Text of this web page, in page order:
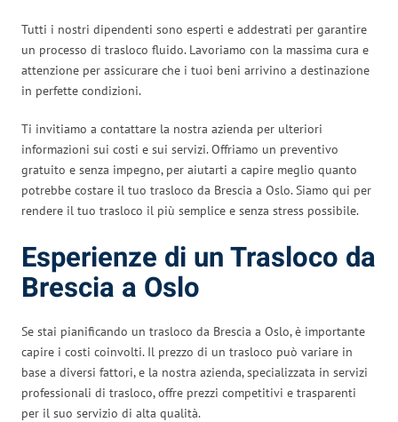
Tutti i nostri dipendenti sono esperti e addestrati per garantire
un processo di trasloco fluido. Lavoriamo con la massima cura e
attenzione per assicurare che i tuoi beni arrivino a destinazione
in perfette condizioni.
Ti invitiamo a contattare la nostra azienda per ulteriori
informazioni sui costi e sui servizi. Offriamo un preventivo
gratuito e senza impegno, per aiutarti a capire meglio quanto
potrebbe costare il tuo trasloco da Brescia a Oslo. Siamo qui per
rendere il tuo trasloco il più semplice e senza stress possibile.
Esperienze di un Trasloco da
Brescia a Oslo
Se stai pianificando un trasloco da Brescia a Oslo, è importante
capire i costi coinvolti. Il prezzo di un trasloco può variare in
base a diversi fattori, e la nostra azienda, specializzata in servizi
professionali di trasloco, offre prezzi competitivi e trasparenti
per il suo servizio di alta qualità.